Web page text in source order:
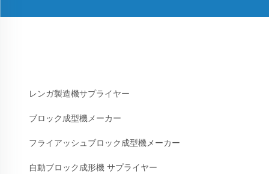
レンガ製造機サプライヤー
ブロック成型機メーカー
フライアッシュブロック成型機メーカー
自動ブロック成形機 サプライヤー